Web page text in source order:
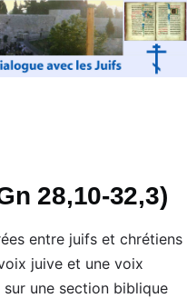
28,10-32,3)
entre juifs et chrétiens
juive et une voix
une section biblique